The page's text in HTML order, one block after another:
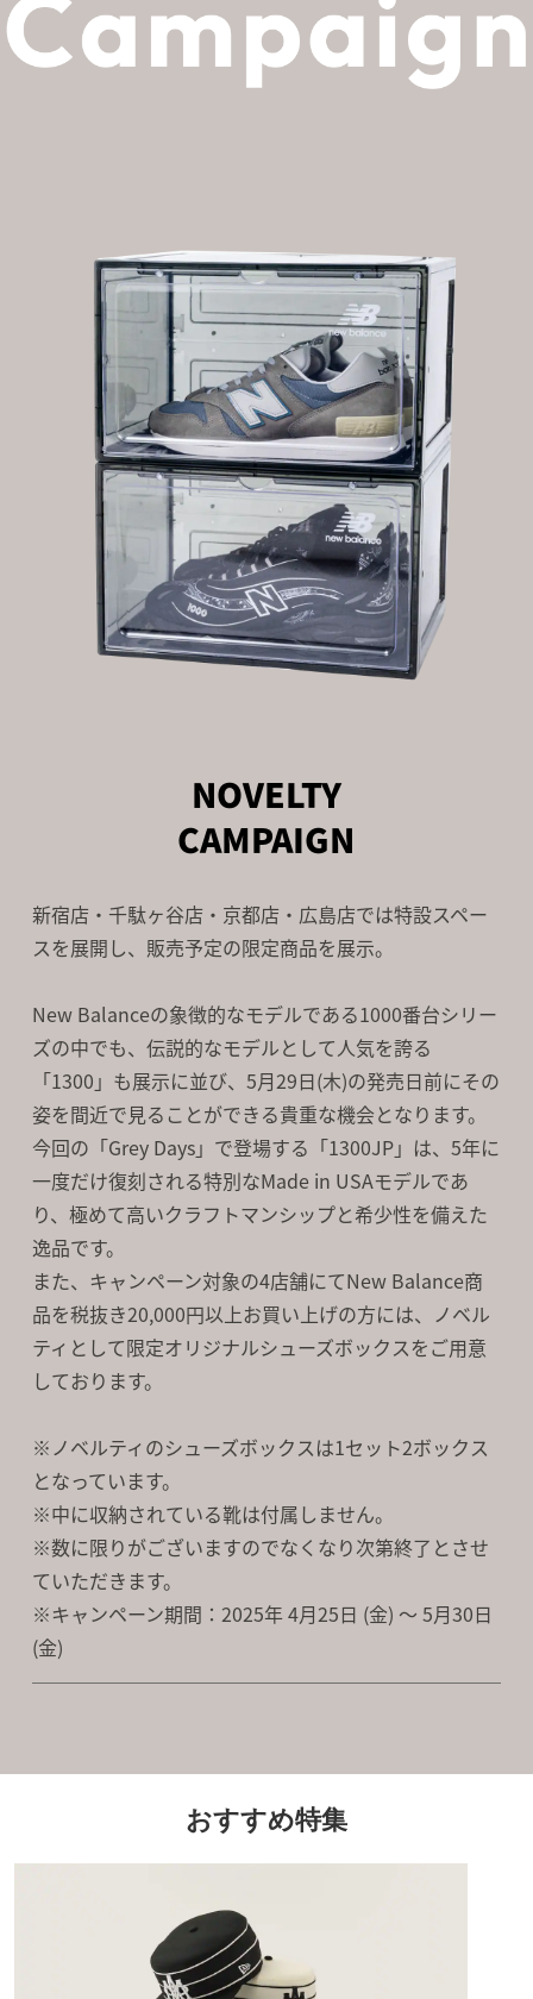
NOVELTY
CAMPAIGN
新宿店・千駄ヶ谷店・京都店・広島店では特設スペー
スを展開し、販売予定の限定商品を展示。
New Balanceの象徴的なモデルである1000番台シリー
ズの中でも、 伝説的なモデルとして人気を誇る
「1300」も展示に並び、 5月29日(木)の発売日前にその
姿を間近で見ることができる貴重な機会となります。
今回の「Grey Days」で登場する「1300JP」は、5年に
一度だけ復刻される特別なMade in USAモデルであ
り、 極めて高いクラフトマンシップと希少性を備えた
逸品です。
また、キャンペーン対象の4店舗にてNew Balance商
品を税抜き20,000円以上お買い上げの方には、
ノベル
ティとして限定オリジナルシューズボックスをご用意
しております。
※ノベルティのシューズボックスは1セット2ボックス
となっています。
※中に収納されている靴は付属しません。
※数に限りがございますのでなくなり次第終了とさせ
ていただきます。
※キャンペーン期間：2025年 4月25日 (金) ～ 5月30日
(金)
おすすめ特集